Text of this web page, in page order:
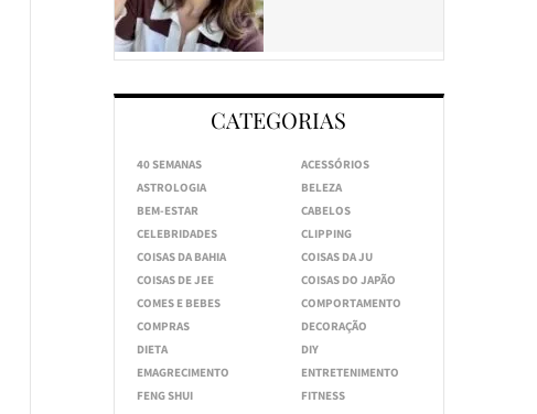
CATEGORIAS
40 SEMANAS
ACESSÓRIOS
ASTROLOGIA
BELEZA
BEM-ESTAR
CABELOS
CELEBRIDADES
CLIPPING
COISAS DA BAHIA
COISAS DA JU
COISAS DE JEE
COISAS DO JAPÃO
COMES E BEBES
COMPORTAMENTO
COMPRAS
DECORAÇÃO
DIETA
DIY
EMAGRECIMENTO
ENTRETENIMENTO
FENG SHUI
FITNESS